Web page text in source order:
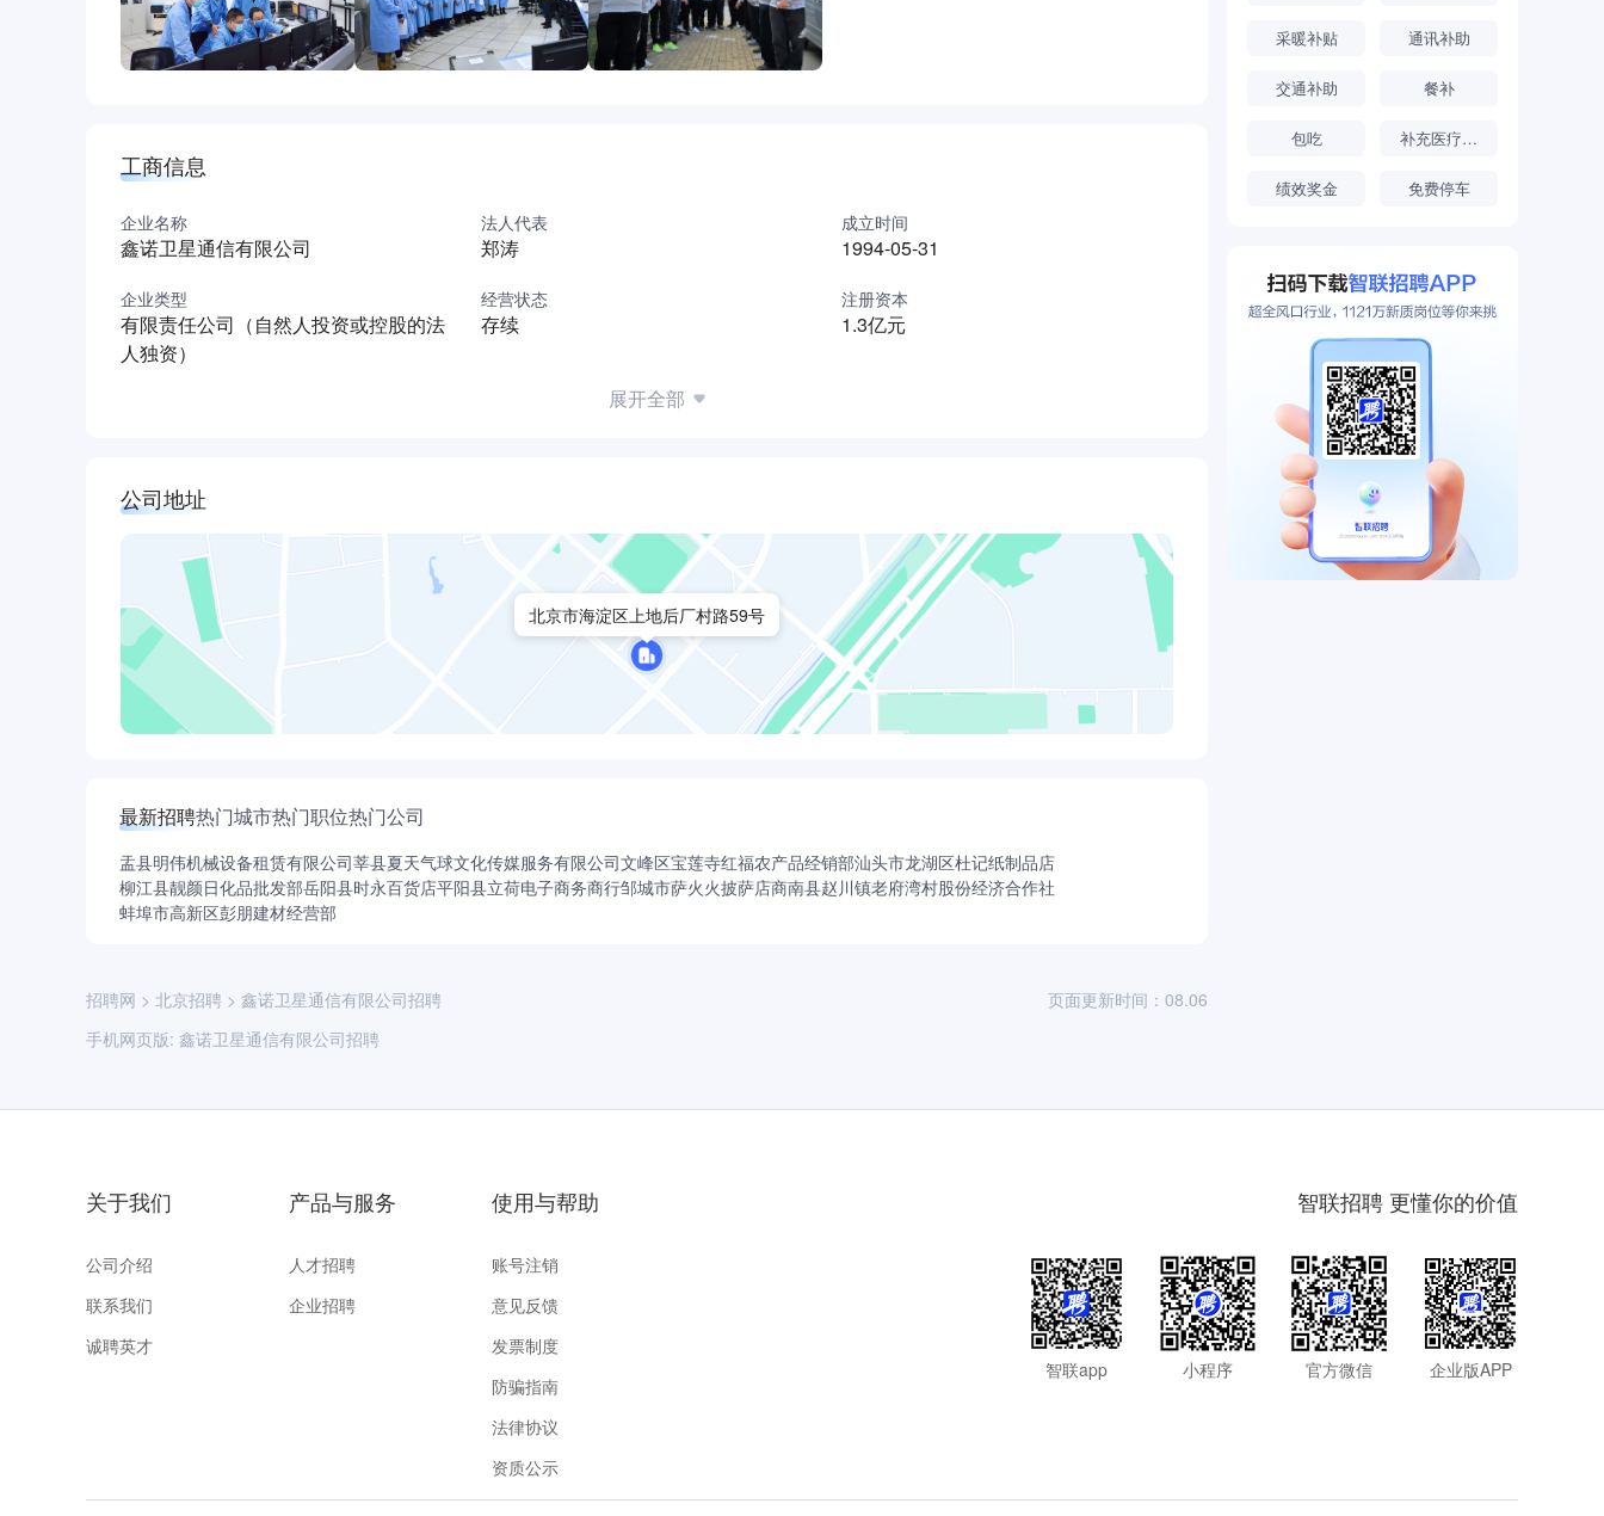
工商信息
企业名称
鑫诺卫星通信有限公司
法人代表
郑涛
成立时间
1994-05-31
企业类型
有限责任公司（自然人投资或控股的法
人独资）
经营状态
存续
注册资本
1.3亿元
展开全部
公司地址
北京市海淀区上地后厂村路59号
最新招聘热门城市热门职位热门公司
盂县明伟机械设备租赁有限公司莘县夏天气球文化传媒服务有限公司文峰区宝莲寺红福农产品经销部汕头市龙湖区杜记纸制品店
柳江县靓颜日化品批发部岳阳县时永百货店平阳县立荷电子商务商行邹城市萨火火披萨店商南县赵川镇老府湾村股份经济合作社
蚌埠市高新区彭朋建材经营部
招聘网 > 北京招聘 > 鑫诺卫星通信有限公司招聘
手机网页版: 鑫诺卫星通信有限公司招聘
页面更新时间：08.06
采暖补贴 通讯补助
交通补助 餐补
包吃 补充医疗保险
绩效奖金 免费停车
关于我们
公司介绍
联系我们
诚聘英才
产品与服务
人才招聘
企业招聘
使用与帮助
账号注销
意见反馈
发票制度
防骗指南
法律协议
资质公示
智联招聘 更懂你的价值
智联app 小程序 官方微信 企业版APP